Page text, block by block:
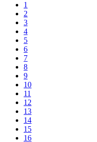
1
2
3
4
5
6
7
8
9
10
11
12
13
14
15
16